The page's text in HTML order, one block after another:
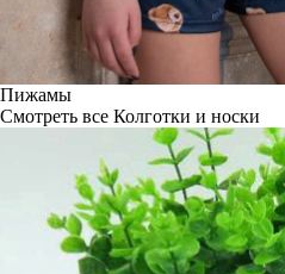
Пижамы
Смотреть все Колготки и носки